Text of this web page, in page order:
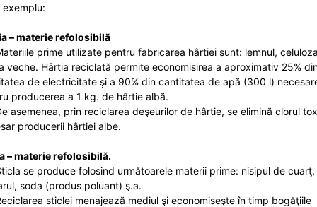
exemplu:
– materie refolosibilă
prime utilizate pentru fabricarea hârtiei sunt: lemnul,
veche. Hârtia reciclată permite economisirea a aproximativ 25%
de electricitate şi a 90% din cantitatea de apă (300 l)
producerea a 1 kg. de hârtie albă.
asemenea, prin reciclarea deşeurilor de hârtie, se elimină clorul
producerii hârtiei albe.
– materie refolosibilă.
se produce folosind următoarele materii prime: nisipul de cuarţ,
soda (produs poluant) ş.a.
sticlei menajează mediul şi economiseşte în timp bogăţiile